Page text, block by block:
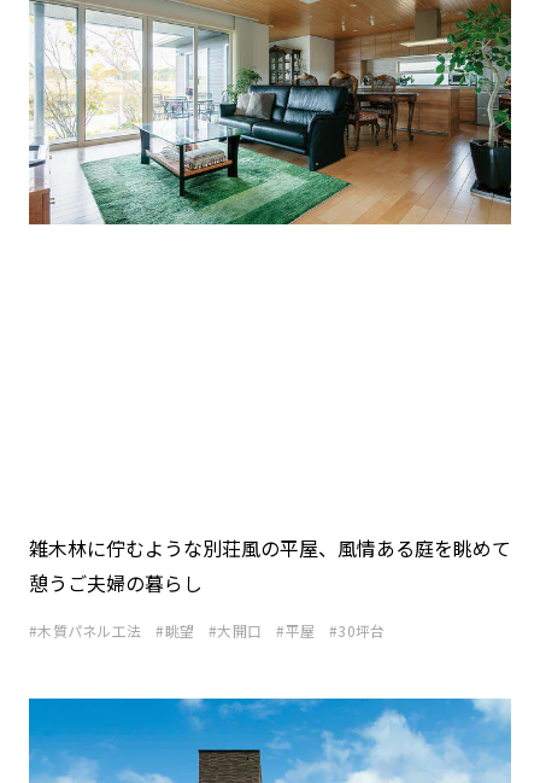
雑木林に佇むような別荘風の平屋、風情ある庭を眺めて
憩うご夫婦の暮らし
木質パネル工法 眺望 大開口 平屋 30坪台